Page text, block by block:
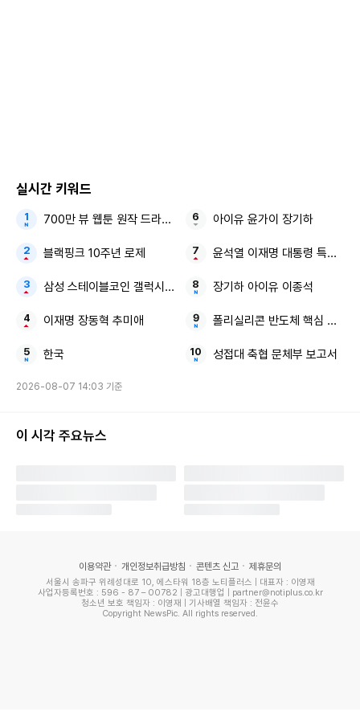
실시간 키워드
700만 뷰 웹툰 원작 드라마 시청률 25%
블랙핑크 10주년 로제
삼성 스테이블코인 갤럭시 Z8 시리즈
이재명 장동혁 추미애
한국
아이유 윤가이 장기하
윤석열 이재명 대통령 특활비
장기하 아이유 이종석
폴리실리콘 반도체 핵심 원료
성접대 축협 문체부 보고서
2026-08-07 14:03 기준
이 시각 주요뉴스
이용약관 개인정보취급방침 콘텐츠 신고 제휴문의
서울시 송파구 위례성대로 10, 에스타워 18층 노티플러스 | 대표자 : 이영재
사업자등록번호 : 596 - 87 – 00782 | 광고대행업 | partner@notiplus.co.kr
청소년 보호 책임자 : 이영재 | 기사배열 책임자 : 전윤수
Copyright NewsPic. All rights reserved.